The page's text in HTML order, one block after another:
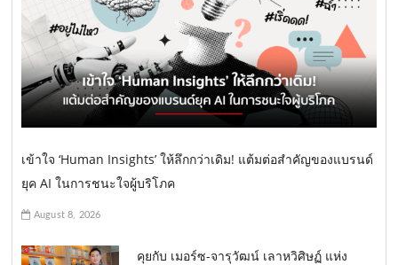
เข้าใจ ‘Human Insights’ ให้ลึกกว่าเดิม! แต้มต่อสำคัญของแบรนด์
ยุค AI ในการชนะใจผู้บริโภค
August 8, 2026
คุยกับ เมอร์ซ-จารุวัฒน์ เลาหวิศิษฏ์ แห่ง